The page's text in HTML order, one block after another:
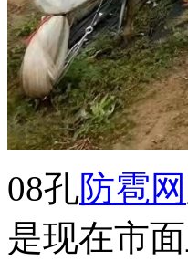
08孔防雹网
是现在市